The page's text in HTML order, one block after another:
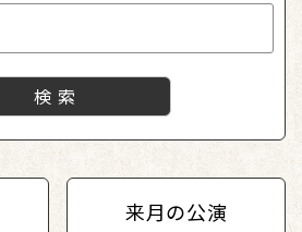
来月の公演